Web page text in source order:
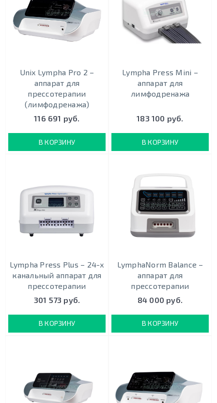
Unix Lympha Pro 2 –
аппарат для
прессотерапии
(лимфодренажа)
116 691 руб.
В КОРЗИНУ
Lympha Press Mini –
аппарат для
лимфодренажа
183 100 руб.
В КОРЗИНУ
Lympha Press Plus – 24-х
канальный аппарат для
прессотерапии
301 573 руб.
В КОРЗИНУ
LymphaNorm Balance –
аппарат для
прессотерапии
84 000 руб.
В КОРЗИНУ